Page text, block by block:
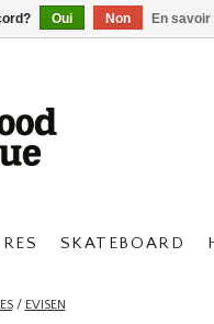
SKATEBOARD
/ EVISEN
Oui Non En